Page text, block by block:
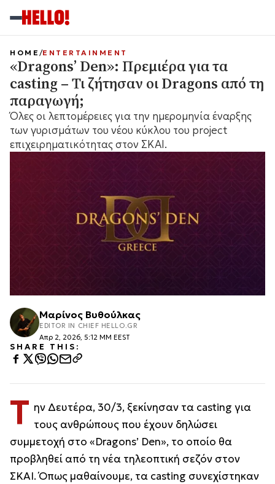
HOME ENTERTAINMENT
«Dragons’ Den»: Πρεμιέρα για τα
casting – Τι ζήτησαν οι Dragons από τη
παραγωγή;
Όλες οι λεπτομέρειες για την ημερομηνία έναρξης
των γυρισμάτων του νέου κύκλου του project
επιχειρηματικότητας στον ΣΚΑΙ.
Μαρίνος Βυθούλκας
EDITOR IN CHIEF HELLO.GR
Απρ 2, 2026, 5:12 ΜΜ EEST
SHARE THIS:
Τ ην Δευτέρα, 30/3, ξεκίνησαν τα casting για
τους ανθρώπους που έχουν δηλώσει
συμμετοχή στο «Dragons’ Den», το οποίο θα
προβληθεί από τη νέα τηλεοπτική σεζόν στον
ΣΚΑΙ. Όπως μαθαίνουμε, τα casting συνεχίστηκαν